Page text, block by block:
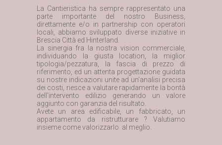
Cerca
La Cantieristica ha sempre rappresentato una
parte importante del nostro Business,
direttamente e/o in partnership con operatori
locali, abbiamo sviluppato diverse iniziative in
Brescia Città ed Hinterland.
La sinergia fra la nostra vision commerciale,
individuando la giusta location, la miglior
tipologia/pezzatura, la fascia di prezzo di
riferimento, ed un attenta progettazione guidata
su nostre indicazioni unite ad un'analisi precisa
dei costi, riesce a valutare rapidamente la bontà
dell'intervento edilizio generando un valore
aggiunto con garanzia del risultato.
Avete un area edificabile, un fabbricato, un
appartamento da ristrutturare ? Valutiamo
insieme come valorizzarlo al meglio.